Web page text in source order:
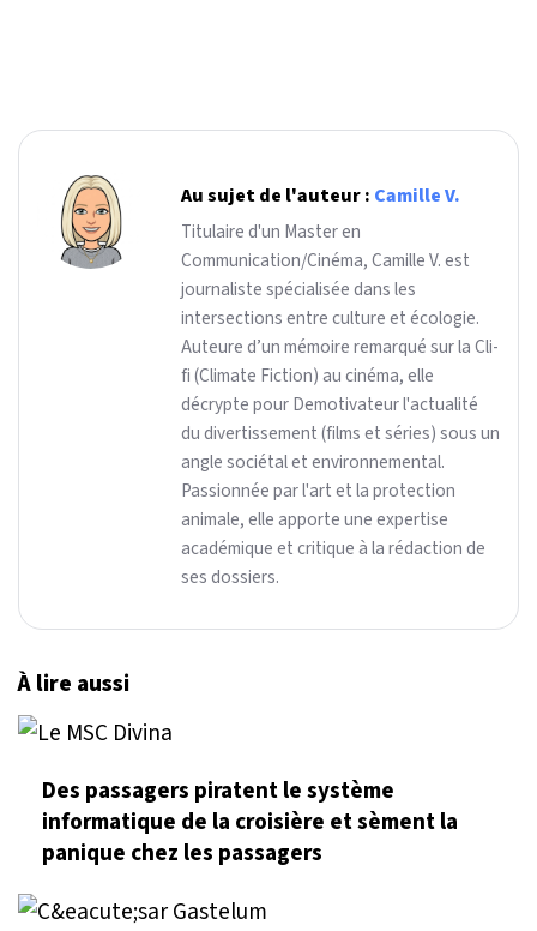
Au sujet de l'auteur : Camille V.
Titulaire d'un Master en
Communication/Cinéma, Camille V. est
journaliste spécialisée dans les
intersections entre culture et écologie.
Auteure d’un mémoire remarqué sur la Cli-
fi (Climate Fiction) au cinéma, elle
décrypte pour Demotivateur l'actualité
du divertissement (films et séries) sous un
angle sociétal et environnemental.
Passionnée par l'art et la protection
animale, elle apporte une expertise
académique et critique à la rédaction de
ses dossiers.
À lire aussi
Des passagers piratent le système
informatique de la croisière et sèment la
panique chez les passagers